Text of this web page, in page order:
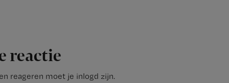
reactie
reageren moet je inlogd zijn.